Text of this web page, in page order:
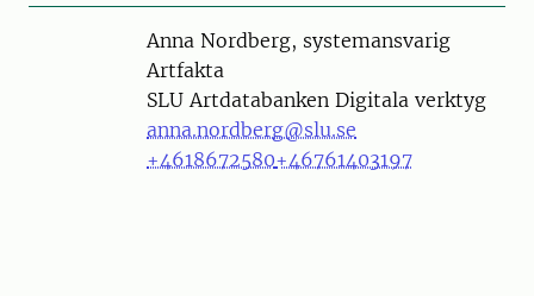
PersonAnna Nordberg, systemansvarig
Artfakta
SLU Artdatabanken Digitala verktyg
anna.nordberg@slu.se
+4618672580+46761403197